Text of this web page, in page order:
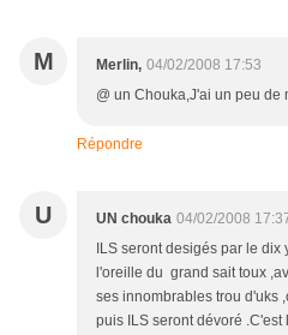
M Merlin, 04/02/2008 17:53
@ un Chouka,J'ai un peu de
Répondre
U UN chouka 04/02/2008
ILS seront desigés par le
l'oreille du grand sait toux
ses innombrables trou d'uks
puis ILS seront dévoré